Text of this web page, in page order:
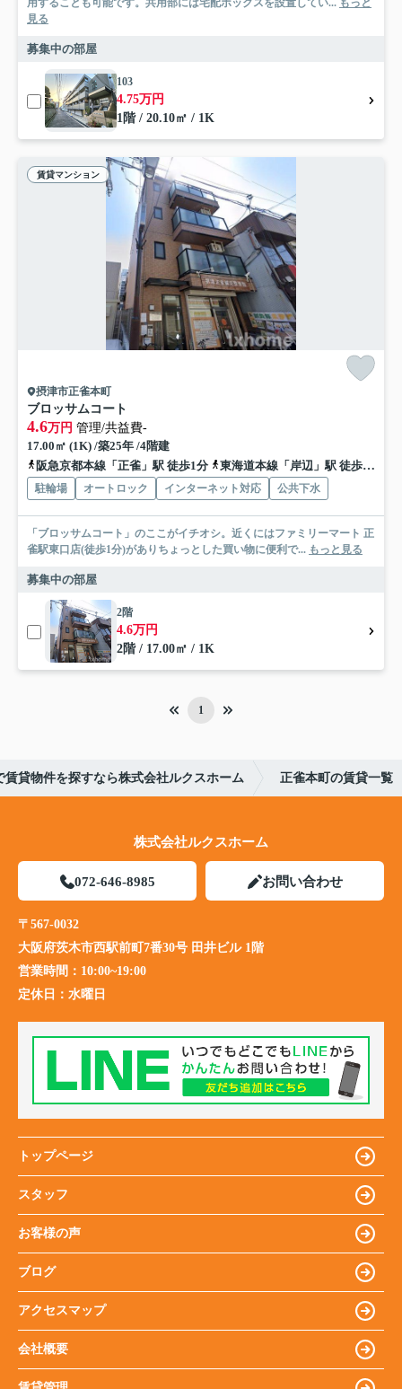
用することも可能です。共用部には宅配ボックスを設置してい... もっと
見る
募集中の部屋
103
4.75万円
1階 / 20.10㎡ / 1K
賃貸マンション
摂津市正雀本町
ブロッサムコート
4.6万円 管理/共益費-
17.00㎡ (1K) /築25年 /4階建
阪急京都本線「正雀」駅 徒歩1分
東海道本線「岸辺」駅 徒歩9分
駐輪場 オートロック インターネット対応 公共下水
「ブロッサムコート」のここがイチオシ。近くにはファミリーマート 正
雀駅東口店(徒歩1分)がありちょっとした買い物に便利で... もっと見る
募集中の部屋
2階
4.6万円
2階 / 17.00㎡ / 1K
1
賃貸物件を探すなら株式会社ルクスホーム 正雀本町の賃貸一覧
株式会社ルクスホーム
072-646-8985 お問い合わせ
〒567-0032
大阪府茨木市西駅前町7番30号 田井ビル 1階
営業時間： 10:00~19:00
定休日： 水曜日
トップページ
スタッフ
お客様の声
ブログ
アクセスマップ
会社概要